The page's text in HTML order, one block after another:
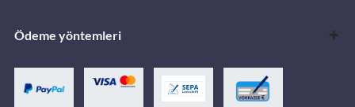
Ödeme yöntemleri